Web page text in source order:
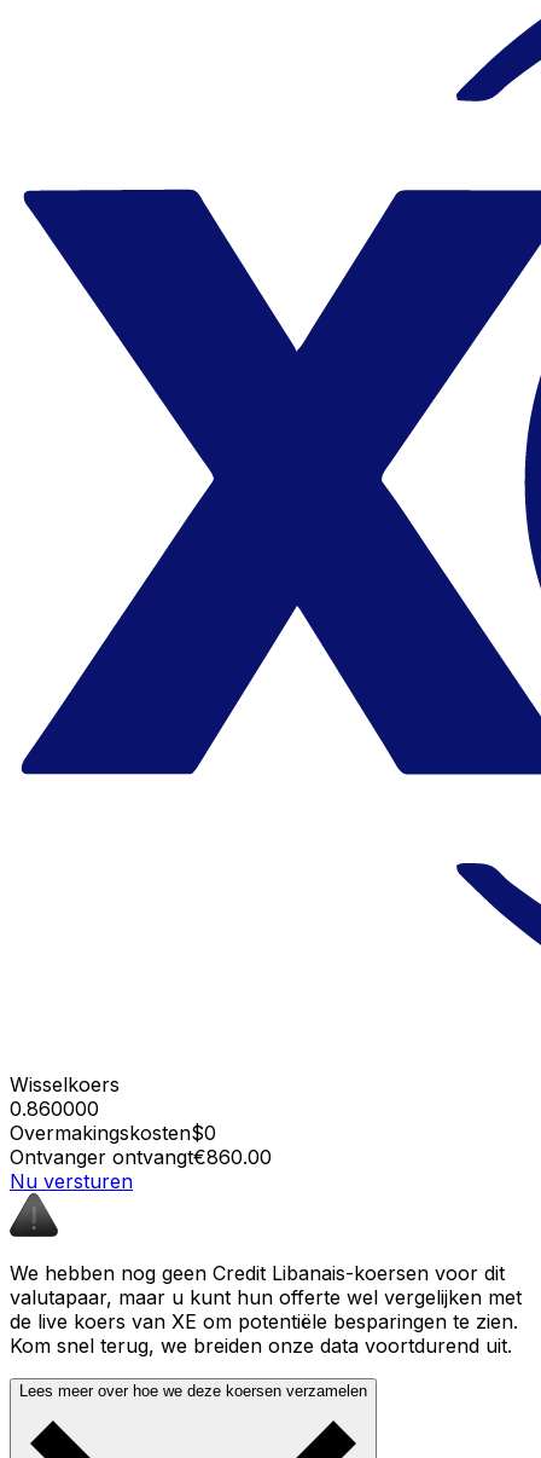
Wisselkoers
0.860000
Overmakingskosten$0
Ontvanger ontvangt€860.00
Nu versturen
We hebben nog geen Credit Libanais-koersen voor dit
valutapaar, maar u kunt hun offerte wel vergelijken met
de live koers van XE om potentiële besparingen te zien.
Kom snel terug, we breiden onze data voortdurend uit.
Lees meer over hoe we deze koersen verzamelen